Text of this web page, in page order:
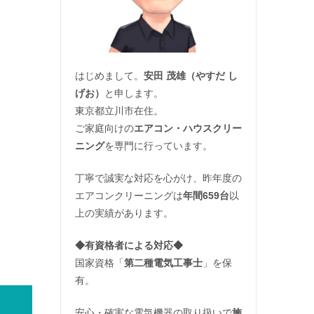
はじめまして。 安田 茂雄（やすだ し
げお）
と申します。
東京都立川市在住。
ご家庭向けのエアコン・ハウスクリー
ニングを専門に行っています。
丁寧で誠実な対応を心がけ、昨年度の
エアコンクリーニングは年間659台以
上の実績があります。
◆有資格者による対応◆
国家資格「第二種電気工事士 」を保
有。